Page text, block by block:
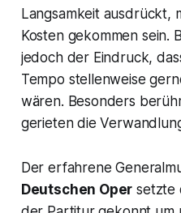
Langsamkeit ausdrückt,
Kosten gekommen sein.
jedoch der Eindruck,
Tempo stellenweise
wären. Besonders
gerieten die
Der erfahrene
Deutschen Oper setzte